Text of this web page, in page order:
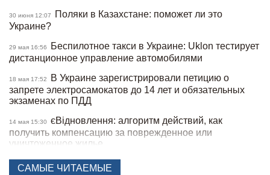
30 июня 12:07
Поляки в Казахстане: поможет ли это
Украине?
29 мая 16:56
Беспилотное такси в Украине: Uklon тестирует
дистанционное управление автомобилями
18 мая 17:52
В Украине зарегистрировали петицию о
запрете электросамокатов до 14 лет и обязательных
экзаменах по ПДД
14 мая 15:30
єВідновлення: алгоритм действий, как
получить компенсацию за поврежденное или
уничтоженное жилье
15:50 В Украине хотят запретить электросамокаты на
САМЫЕ ЧИТАЕМЫЕ